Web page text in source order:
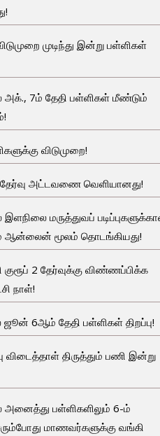
முடிந்து இன்று பள்ளிகள்
அக்., 7ம் தேதி பள்ளிகள் மீண்டும்
விடுமுறை!
அட்டவணை வெளியானது!
இளநிலை மருத்துவப்
மூலம் தொடங்கியது!
குரூப் 2 தேர்வுக்கு விண்ணப்பிக்க
நாள்!
ஜூன் 6ஆம் தேதி பள்ளிகள் திறப்பு!
விடைத்தாள் திருத்தும் பணி இன்று
அனைத்து பள்ளிகளிலும் 6-ம்
மாணவர்களுக்கு வங்கி